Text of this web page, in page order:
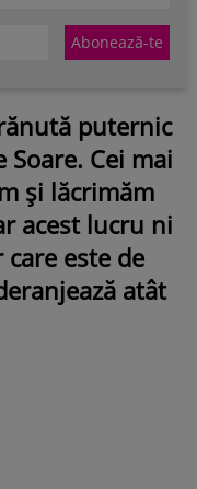
puternic
Cei mai
și lăcrimăm
acest lucru ni
este de
atât